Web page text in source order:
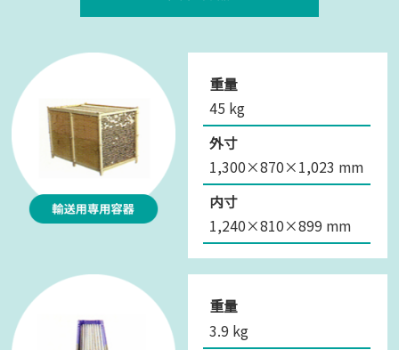
重量
45 kg
外寸
1,300×870×1,023 mm
内寸
1,240×810×899 mm
重量
3.9 kg